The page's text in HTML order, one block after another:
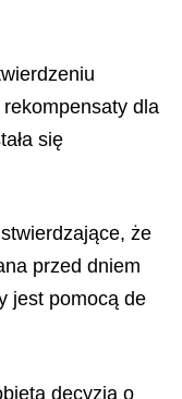
dla
się
że
przed dniem
jest pomocą de
decyzją o